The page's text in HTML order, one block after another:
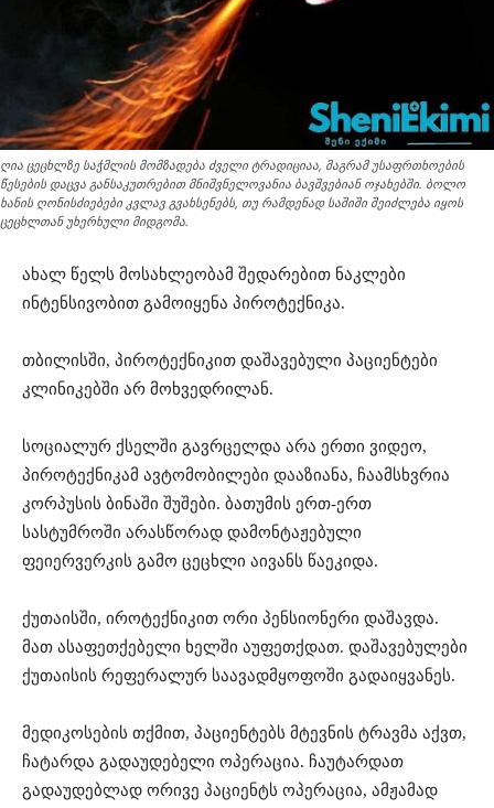
ღია ცეცხლზე საჭმლის მომზადება ძველი ტრადიციაა, მაგრამ უსაფრთხოების
წესების დაცვა განსაკუთრებით მნიშვნელოვანია ბავშვებიან ოჯახებში. ბოლო
ხანის ღონისძიებები კვლავ გვახსენებს, თუ რამდენად საშიში შეიძლება იყოს
ცეცხლთან უხერხული მიდგომა.
ახალ წელს მოსახლეობამ შედარებით ნაკლები
ინტენსივობით გამოიყენა პიროტექნიკა.
თბილისში, პიროტექნიკით დაშავებული პაციენტები
კლინიკებში არ მოხვედრილან.
სოციალურ ქსელში გავრცელდა არა ერთი ვიდეო,
პიროტექნიკამ ავტომობილები დააზიანა, ჩაამსხვრია
კორპუსის ბინაში შუშები. ბათუმის ერთ-ერთ
სასტუმროში არასწორად დამონტაჟებული
ფეიერვერკის გამო ცეცხლი აივანს წაეკიდა.
ქუთაისში, იროტექნიკით ორი პენსიონერი დაშავდა.
მათ ასაფეთქებელი ხელში აუფეთქდათ. დაშავებულები
ქუთაისის რეფერალურ საავადმყოფოში გადაიყვანეს.
მედიკოსების თქმით, პაციენტებს მტევნის ტრავმა აქვთ,
ჩატარდა გადაუდებელი ოპერაცია. ჩაუტარდათ
გადაუდებლად ორივე პაციენტს ოპერაცია, ამჟამად